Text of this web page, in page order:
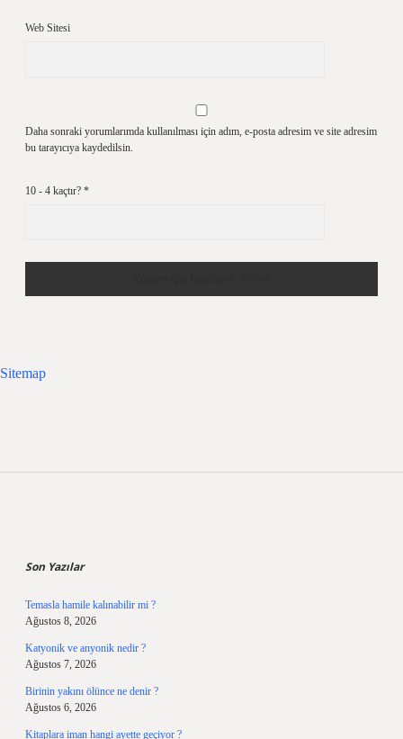
Web Sitesi
Daha sonraki yorumlarımda kullanılması için adım, e-posta adresim ve site adresim
bu tarayıcıya kaydedilsin.
10 - 4 kaçtır? *
Sitemap
Son Yazılar
Temasla hamile kalınabilir mi ?
Ağustos 8, 2026
Katyonik ve anyonik nedir ?
Ağustos 7, 2026
Birinin yakını ölünce ne denir ?
Ağustos 6, 2026
Kitaplara iman hangi ayette geçiyor ?